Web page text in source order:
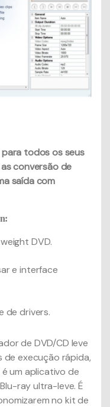
para todos os seus
conversão de
saída com
DVD.
e interface
de drivers.
de DVD/CD leve
de execução rápida,
é um aplicativo de
ray ultra-leve. É
no kit de